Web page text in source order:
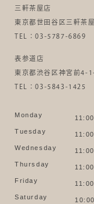
三軒茶屋店
東京都世田谷区三軒茶
TEL：03-5787-6869
表参道店
東京都渋谷区神宮前4-
TEL：03-5843-1425
Monday
Tuesday
Wednesday
Thursday
Friday
Saturday